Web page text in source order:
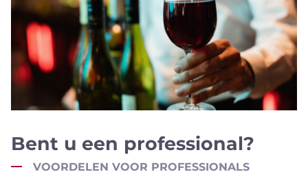
Bent u een professional?
VOORDELEN VOOR PROFESSIONALS